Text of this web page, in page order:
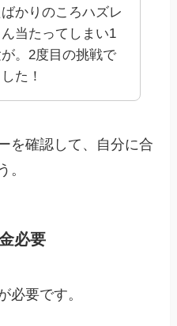
かりのころハズレ
当たってしまい1
。2度目の挑戦で
た！
を確認して、自分に合
。
必要
必要です。